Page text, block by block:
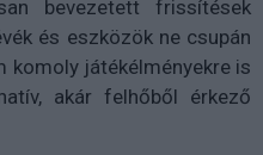
bevezetett frissítések
és eszközök ne csupán
játékélményekre is
akár felhőből érkező